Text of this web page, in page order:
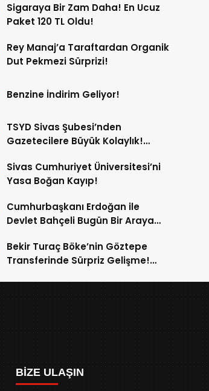
Sigaraya Bir Zam Daha! En Ucuz
Paket 120 TL Oldu!
Rey Manaj’a Taraftardan Organik
Dut Pekmezi Sürprizi!
Benzine İndirim Geliyor!
TSYD Sivas Şubesi’nden
Gazetecilere Büyük Kolaylık!
Hizmete Girdi!
Sivas Cumhuriyet Üniversitesi’ni
Yasa Boğan Kayıp!
Cumhurbaşkanı Erdoğan ile
Devlet Bahçeli Bugün Bir Araya
Bekir Turaç Böke’nin Göztepe
Transferinde Sürpriz Gelişme!
BİZE ULAŞIN